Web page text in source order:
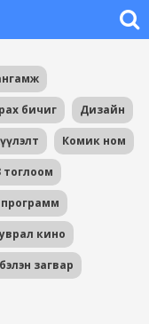
бичиг Дизайн
Комик ном
тоглоом
программ
кино
загвар